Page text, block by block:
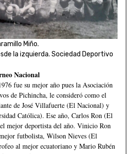
Miño.
la izquierda. Sociedad Deportivo
Nacional
fue su mejor año pues la Asociación
de Pichincha, le consideró como el
de José Villafuerte (El Nacional) y
Católica). Ese año, Carlos Ron (El
mejor deportista del año. Vinicio Ron
futbolista, Wilson Nieves (El
al mejor ecuatoriano y Mario Rubén